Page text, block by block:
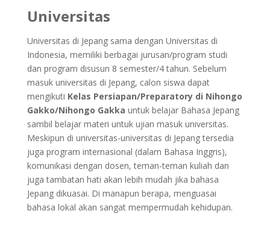
Universitas
Universitas di Jepang sama dengan Universitas di
Indonesia, memiliki berbagai jurusan/program studi
dan program disusun 8 semester/4 tahun. Sebelum
masuk universitas di Jepang, calon siswa dapat
mengikuti Kelas Persiapan/Preparatory di Nihongo
Gakko/Nihongo Gakka untuk belajar Bahasa Jepang
sambil belajar materi untuk ujian masuk universitas.
Meskipun di universitas-universitas di Jepang tersedia
juga program internasional (dalam Bahasa Inggris),
komunikasi dengan dosen, teman-teman kuliah dan
juga tambatan hati akan lebih mudah jika bahasa
Jepang dikuasai. Di manapun berapa, menguasai
bahasa lokal akan sangat mempermudah kehidupan.